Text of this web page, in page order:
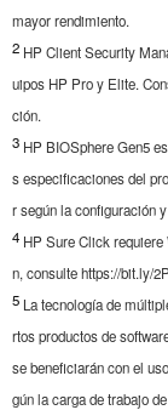
mayor rendimiento.
2 HP Client Security
uipos HP Pro y Elite.
ción.
3 HP BIOSphere Gen5
s especificaciones del
r según la configuración
4 HP Sure Click
n, consulte https://bit.ly/
5 La tecnología de
rtos productos de
se beneficiarán con el
gún la carga de trabajo